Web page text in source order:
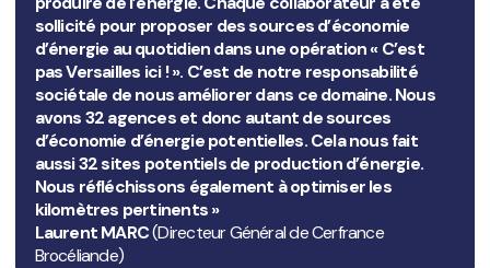
sollicité pour proposer des sources d’économie
d’énergie au quotidien dans une opération « C’est
pas Versailles ici ! ». C’est de notre responsabilité
sociétale de nous améliorer dans ce domaine. Nous
avons 32 agences et donc autant de sources
d’économie d’énergie potentielles. Cela nous fait
aussi 32 sites potentiels de production d’énergie.
Nous réfléchissons également à optimiser les
kilomètres pertinents »
Laurent MARC(Directeur Général de Cerfrance
Brocéliande)